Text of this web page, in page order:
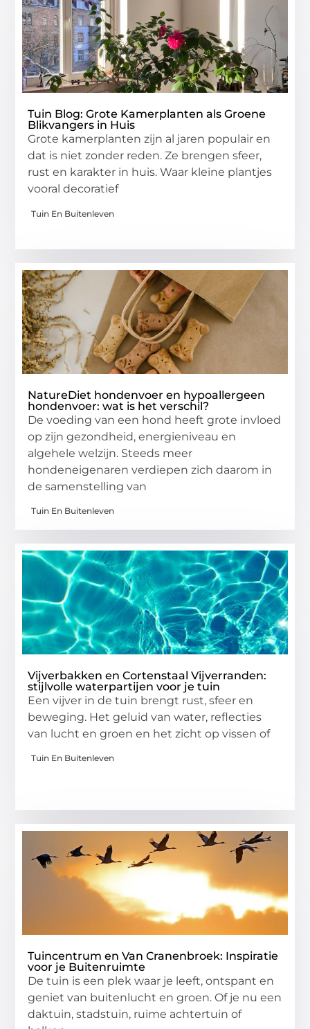
Tuin Blog: Grote Kamerplanten als Groene
Blikvangers in Huis
Grote kamerplanten zijn al jaren populair en
dat is niet zonder reden. Ze brengen sfeer,
rust en karakter in huis. Waar kleine plantjes
vooral decoratief
Tuin En Buitenleven
NatureDiet hondenvoer en hypoallergeen
hondenvoer: wat is het verschil?
De voeding van een hond heeft grote invloed
op zijn gezondheid, energieniveau en
algehele welzijn. Steeds meer
hondeneigenaren verdiepen zich daarom in
de samenstelling van
Tuin En Buitenleven
Vijverbakken en Cortenstaal Vijverranden:
stijlvolle waterpartijen voor je tuin
Een vijver in de tuin brengt rust, sfeer en
beweging. Het geluid van water, reflecties
van lucht en groen en het zicht op vissen of
Tuin En Buitenleven
Tuincentrum en Van Cranenbroek: Inspiratie
voor je Buitenruimte
De tuin is een plek waar je leeft, ontspant en
geniet van buitenlucht en groen. Of je nu een
daktuin, stadstuin, ruime achtertuin of